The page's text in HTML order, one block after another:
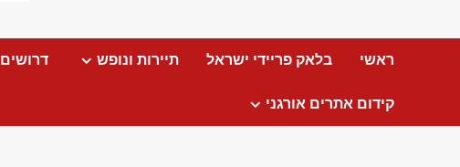
ראשי בלאק פריידי ישראל תיירות ונופש דרושים
קידום אתרים אורגני